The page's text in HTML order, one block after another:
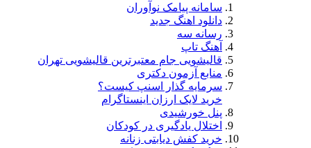
سامانه پیامک نوآوران
دانلود اهنگ جدید
رسانه سه
آهنگ تاپ
قالیشویی جام معتبرترین قالیشویی تهران
منابع آزمون دکتری
سرمایه گذار اسنپ کیست؟
خرید لایک ارزان اینستاگرام
پنل خورشیدی
اختلال یادگیری در کودکان
خرید کفش دیابتی زنانه